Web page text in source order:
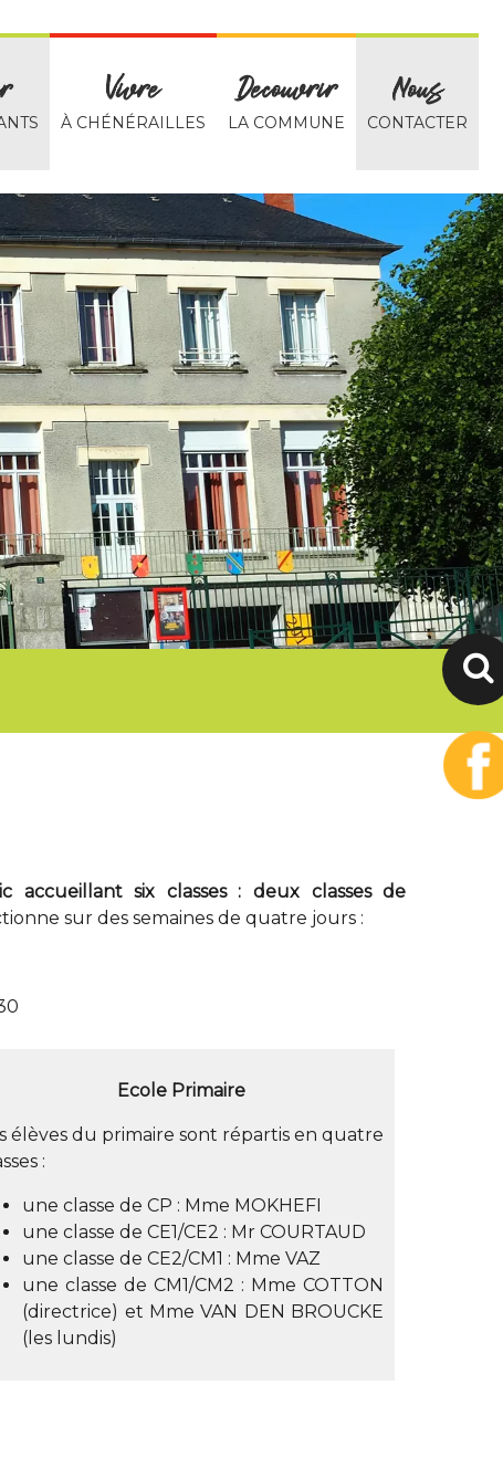
Vivre
À CHÉNÉRAILLES
Decouvrir
LA COMMUNE
Nous
CONTACTER
accueillant six classes : deux classes de
sur des semaines de quatre jours :
Ecole Primaire
élèves du primaire sont répartis en quatre
:
une classe de CP : Mme MOKHEFI
une classe de CE1/CE2 : Mr COURTAUD
une classe de CE2/CM1 : Mme VAZ
une classe de CM1/CM2 : Mme COTTON
(directrice) et Mme VAN DEN BROUCKE
(les lundis)